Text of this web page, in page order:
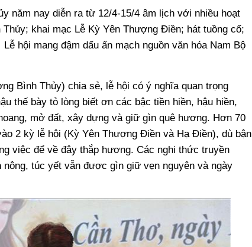
năm nay diễn ra từ 12/4-15/4 âm lịch với nhiều hoạt
khai mạc Lễ Kỳ Yên Thượng Điền; hát tuồng cổ;
hội mang đậm dấu ấn mạch nguồn văn hóa Nam Bộ
Bình Thủy) chia sẻ, lễ hội có ý nghĩa quan trọng
thế bày tỏ lòng biết ơn các bậc tiền hiền, hậu hiền,
mở đất, xây dựng và giữ gìn quê hương. Hơn 70
2 kỳ lễ hội (Kỳ Yên Thượng Điền và Hạ Điền), dù bận
việc để về đây thắp hương. Các nghi thức truyền
túc yết vẫn được gìn giữ vẹn nguyên và ngày